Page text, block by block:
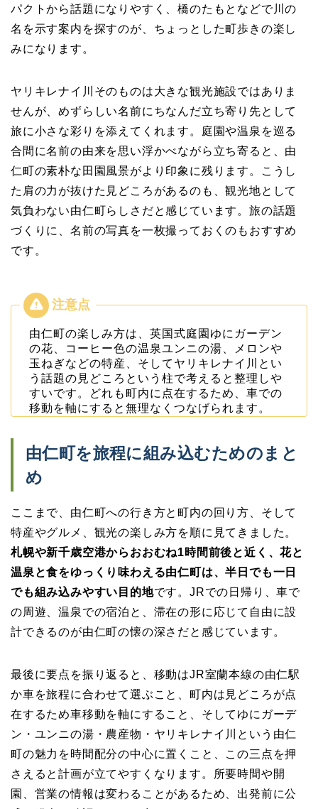
パクトから話題になりやすく、橋のたもとなどで川の
名を示す案内を探すのが、ちょっとした町歩きの楽し
みになります。
ヤリキレナイ川そのものは大きな観光施設ではありま
せんが、めずらしい名前にちなんだ立ち寄り先として
旅に小さな彩りを添えてくれます。庭園や温泉を巡る
合間に名前の由来を思い浮かべながら立ち寄ると、由
仁町の素朴な田園風景がより印象に残ります。こうし
た肩の力が抜けた見どころがあるのも、観光地として
気負わない由仁町らしさだと感じています。旅の話題
づくりに、名前の写真を一枚撮っておくのもおすすめ
です。
由仁町の楽しみ方は、英国式庭園ゆにガーデン
の花、コーヒー色の温泉ユンニの湯、メロンや
玉ねぎなどの特産、そしてヤリキレナイ川とい
う話題の見どころという柱で考えると整理しや
すいです。どれも町内に点在するため、車での
移動を軸にすると無理なくつなげられます。
由仁町を旅程に組み込むためのまと
め
ここまで、由仁町への行き方と町内の回り方、そして
特産やグルメ、観光の楽しみ方を順に見てきました。
札幌や新千歳空港からおおむね1時間前後と近く、花と
温泉と食をゆっくり味わえる由仁町は、半日でも一日
でも組み込みやすい目的地です。JRでの日帰り、車で
の周遊、温泉での宿泊と、滞在の形に応じて自由に設
計できるのが由仁町の懐の深さだと感じています。
最後に要点を振り返ると、移動はJR室蘭本線の由仁駅
か車を旅程に合わせて選ぶこと、町内は見どころが点
在するため車移動を軸にすること、そしてゆにガーデ
ン・ユンニの湯・農産物・ヤリキレナイ川という由仁
町の魅力を時間配分の中心に置くこと、この三点を押
さえると計画が立てやすくなります。所要時間や開
園、営業の情報は変わることがあるため、出発前に公